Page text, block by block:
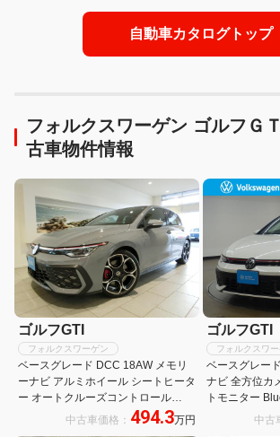
自動車カタログトップ
フォルクスワーゲン ゴルフＧ
古車物件情報
ゴルフGTI
フォルクスワーゲン
ベースグレード DCC 18AW メモリ
ーナビ アルミホイール シートヒータ
ー オートクルーズコントロール
ETC2.0 スマートキー 盗難防止シス
テム 横滑り防止装置 記録簿 禁煙車
中古車価格： 494.3万円
ゴルフGTI
フォルクスワ
ベースグレー
ナビ 全方位カ
トモニター
ター LEDヘ
ーズコントロ
中古